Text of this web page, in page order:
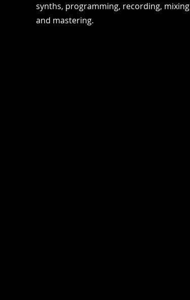
synths, programming, recording, mixing
and mastering.